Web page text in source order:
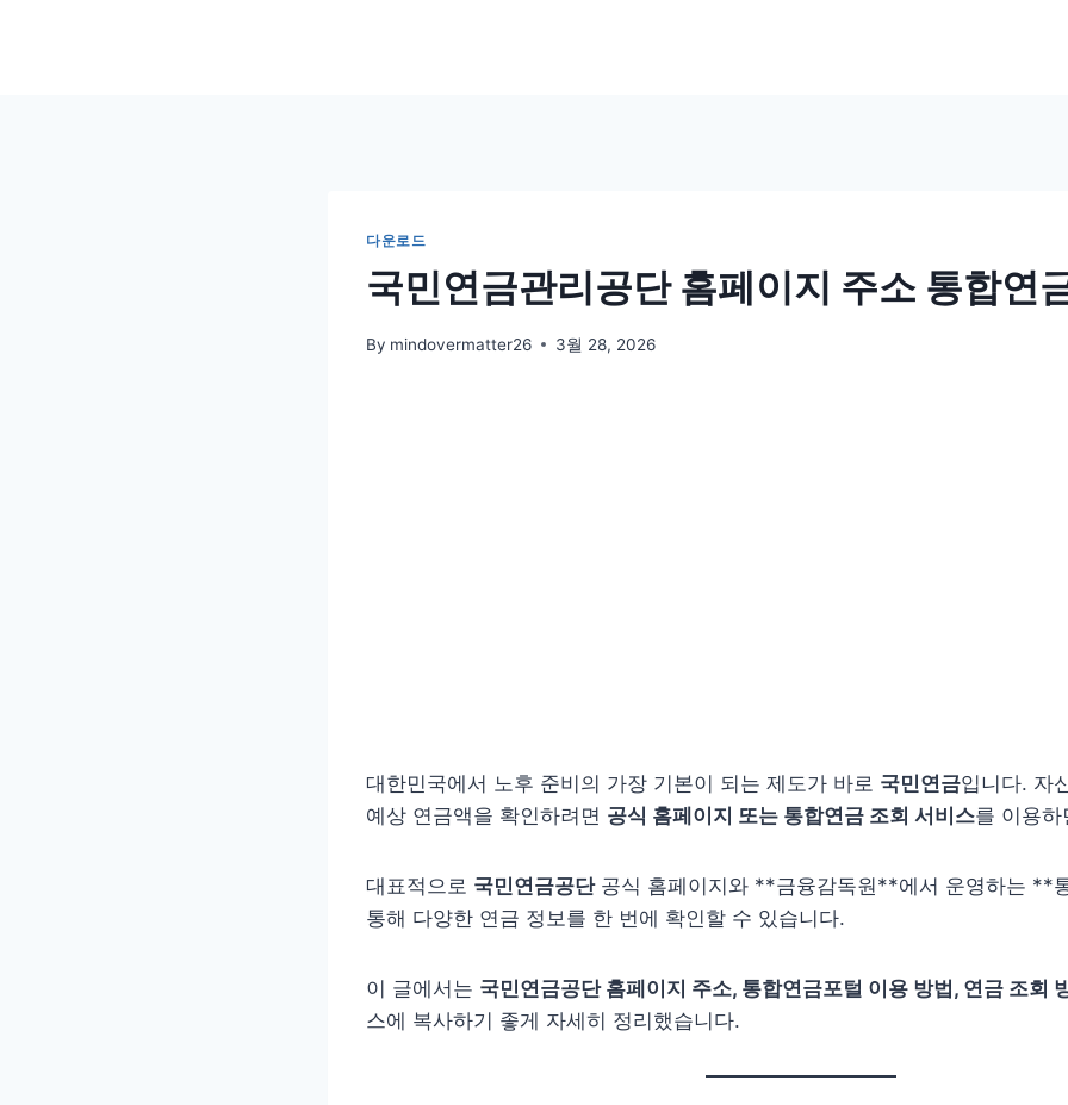
다운로드
국민연금관리공단 홈페이지 주소 통합연
By mindovermatter26 3월 28, 2026
대한민국에서 노후 준비의 가장 기본이 되는 제도가 바로 국민연금입니다. 자
예상 연금액을 확인하려면 공식 홈페이지 또는 통합연금 조회 서비스를 이용
대표적으로 국민연금공단공식 홈페이지와 **금융감독원**에서 운영하는 **
통해 다양한 연금 정보를 한 번에 확인할 수 있습니다.
이 글에서는 국민연금공단 홈페이지 주소, 통합연금포털 이용 방법, 연금 조회
스에 복사하기 좋게 자세히 정리했습니다.